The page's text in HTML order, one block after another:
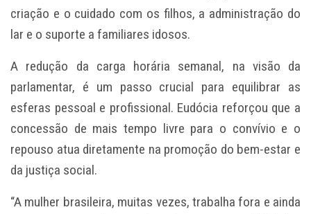
criação e o cuidado com os filhos, a administração do
lar e o suporte a familiares idosos.
A redução da carga horária semanal, na visão da
parlamentar, é um passo crucial para equilibrar as
esferas pessoal e profissional. Eudócia reforçou que a
concessão de mais tempo livre para o convívio e o
repouso atua diretamente na promoção do bem-estar e
da justiça social.
“A mulher brasileira, muitas vezes, trabalha fora e ainda